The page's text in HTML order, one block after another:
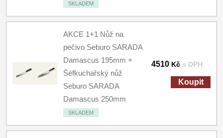
SKLADEM
AKCE 1+1 Nůž na
pečivo Seburo SARADA
Damascus 195mm +
Šéfkuchařský nůž
Seburo SARADA
Damascus 250mm
SKLADEM
4510 Kč s DPH
Koupit